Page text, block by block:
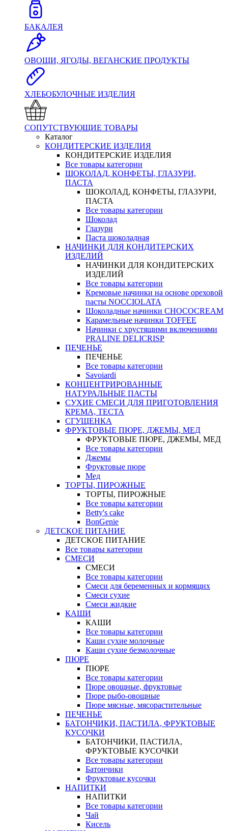
БАКАЛЕЯ
ОВОЩИ, ЯГОДЫ, ВЕГАНСКИЕ ПРОДУКТЫ
ХЛЕБОБУЛОЧНЫЕ ИЗДЕЛИЯ
СОПУТСТВУЮЩИЕ ТОВАРЫ
Каталог
КОНДИТЕРСКИЕ ИЗДЕЛИЯ
КОНДИТЕРСКИЕ ИЗДЕЛИЯ
Все товары категории
ШОКОЛАД, КОНФЕТЫ, ГЛАЗУРИ,
ПАСТА
ШОКОЛАД, КОНФЕТЫ, ГЛАЗУРИ,
ПАСТА
Все товары категории
Шоколад
Глазури
Паста шоколадная
НАЧИНКИ ДЛЯ КОНДИТЕРСКИХ
ИЗДЕЛИЙ
НАЧИНКИ ДЛЯ КОНДИТЕРСКИХ
ИЗДЕЛИЙ
Все товары категории
Кремовые начинки на основе ореховой
пасты NOCCIOLATA
Шоколадные начинки CHOCOCREAM
Карамельные начинки TOFFEE
Начинки с хрустящими включениями
PRALINE DELICRISP
ПЕЧЕНЬЕ
ПЕЧЕНЬЕ
Все товары категории
Savoiardi
КОНЦЕНТРИРОВАННЫЕ
НАТУРАЛЬНЫЕ ПАСТЫ
СУХИЕ СМЕСИ ДЛЯ ПРИГОТОВЛЕНИЯ
КРЕМА, ТЕСТА
СГУЩЕНКА
ФРУКТОВЫЕ ПЮРЕ, ДЖЕМЫ, МЕД
ФРУКТОВЫЕ ПЮРЕ, ДЖЕМЫ, МЕД
Все товары категории
Джемы
Фруктовые пюре
Мед
ТОРТЫ, ПИРОЖНЫЕ
ТОРТЫ, ПИРОЖНЫЕ
Все товары категории
Betty's cake
BonGenie
ДЕТСКОЕ ПИТАНИЕ
ДЕТСКОЕ ПИТАНИЕ
Все товары категории
СМЕСИ
СМЕСИ
Все товары категории
Смеси для беременных и кормящих
Смеси сухие
Смеси жидкие
КАШИ
КАШИ
Все товары категории
Каши сухие молочные
Каши сухие безмолочные
ПЮРЕ
ПЮРЕ
Все товары категории
Пюре овощные, фруктовые
Пюре рыбо-овощные
Пюре мясные, мясорастительные
ПЕЧЕНЬЕ
БАТОНЧИКИ, ПАСТИЛА, ФРУКТОВЫЕ
КУСОЧКИ
БАТОНЧИКИ, ПАСТИЛА,
ФРУКТОВЫЕ КУСОЧКИ
Все товары категории
Батончики
Фруктовые кусочки
НАПИТКИ
НАПИТКИ
Все товары категории
Чай
Кисель